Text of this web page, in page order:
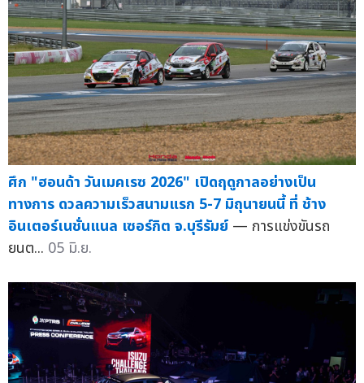
ศึก "ฮอนด้า วันเมคเรซ 2026" เปิดฤดูกาลอย่างเป็น
ทางการ ดวลความเร็วสนามแรก 5-7 มิถุนายนนี้ ที่ ช้าง
อินเตอร์เนชั่นแนล เซอร์กิต จ.บุรีรัมย์ — การแข่งขันรถ
ยนต... 05 มิ.ย.